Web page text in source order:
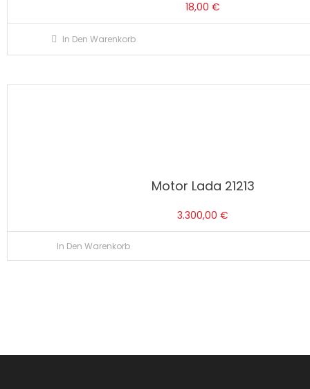
18,00€
In Den Warenkorb
Motor Lada 21213
3.300,00€
In Den Warenkorb